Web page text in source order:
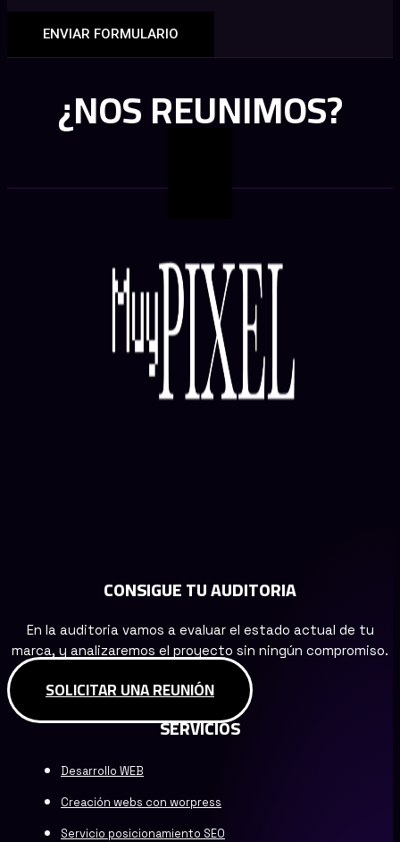
ENVIAR FORMULARIO
¿NOS REUNIMOS?
CONSIGUE TU AUDITORIA
En la auditoria vamos a evaluar el estado actual de tu
marca, y analizaremos el proyecto sin ningún compromiso.
SOLICITAR UNA REUNIÓN
SERVICIOS
Desarrollo WEB
Creación webs con worpress
Servicio posicionamiento SEO